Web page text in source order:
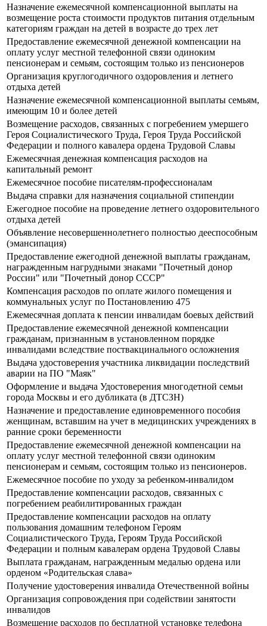
Назначение ежемесячной компенсационной выплаты на
возмещение роста стоимости продуктов питания отдельным
категориям граждан на детей в возрасте до трех лет
Предоставление ежемесячной денежной компенсации на
оплату услуг местной телефонной связи одиноким
пенсионерам и семьям, состоящим только из пенсионеров
Организация круглогодичного оздоровления и летнего
отдыха детей
Назначение ежемесячной компенсационной выплаты семьям,
имеющим 10 и более детей
Возмещение расходов, связанных с погребением умершего
Героя Социалистического Труда, Героя Труда Российской
Федерации и полного кавалера ордена Трудовой Славы
Ежемесячная денежная компенсация расходов на
капитальный ремонт
Ежемесячное пособие писателям-профессионалам
Выдача справки для назначения социальной стипендии
Ежегодное пособие на проведение летнего оздоровительного
отдыха детей
Объявление несовершеннолетнего полностью дееспособным
(эмансипация)
Предоставление ежегодной денежной выплаты гражданам,
награжденным нагрудными знаками "Почетный донор
России" или "Почетный донор СССР"
Компенсация расходов по оплате жилого помещения и
коммунальных услуг по Постановлению 475
Ежемесячная доплата к пенсии инвалидам боевых действий
Предоставление ежемесячной денежной компенсации
гражданам, признанным в установленном порядке
инвалидами вследствие поствакцинального осложнения
Выдача удостоверения участника ликвидации последствий
аварии на ПО "Маяк"
Оформление и выдача Удостоверения многодетной семьи
города Москвы и его дубликата (в ДТСЗН)
Назначение и предоставление единовременного пособия
женщинам, вставшим на учет в медицинских учреждениях в
ранние сроки беременности
Предоставление ежемесячной денежной компенсации на
оплату услуг местной телефонной связи одиноким
пенсионерам и семьям, состоящим только из пенсионеров.
Ежемесячное пособие по уходу за ребенком-инвалидом
Предоставление компенсации расходов, связанных с
погребением реабилитированных граждан
Предоставление компенсации расходов на оплату
пользования домашним телефоном Героям
Социалистического Труда, Героям Труда Российской
Федерации и полным кавалерам ордена Трудовой Славы
Выплата гражданам, награжденным медалью ордена или
орденом «Родительская слава»
Получение удостоверения инвалида Отечественной войны
Организация сопровождения при содействии занятости
инвалидов
Возмещение расходов по бесплатной установке телефона